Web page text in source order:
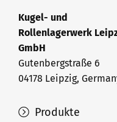
Produkte
Kugel- und
Rollenlagerwerk
GmbH
Gutenbergstraße 6
04178 Leipzig,